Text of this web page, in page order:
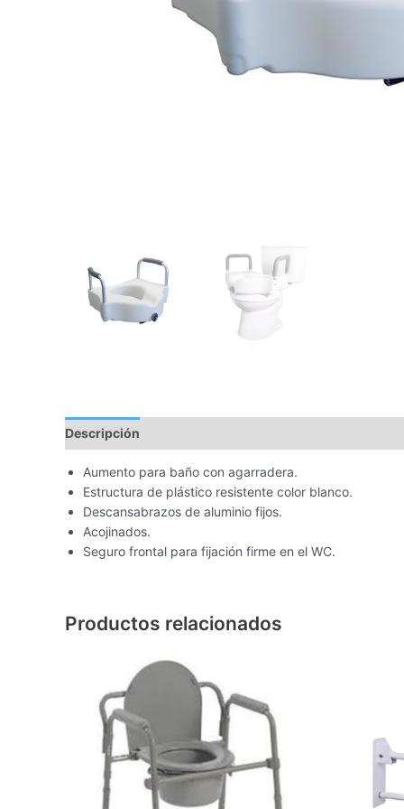
Descripción
Aumento para baño con agarradera.
Estructura de plástico resistente color blanco.
Descansabrazos de aluminio fijos.
Acojinados.
Seguro frontal para fijación firme en el WC.
Productos relacionados